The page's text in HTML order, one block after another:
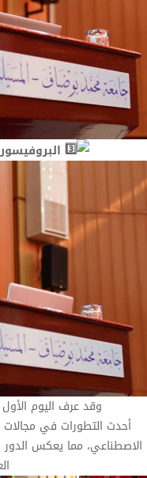
وقد عرف اليوم الأول
أحدث التطورات في مجالات
الاصطناعي، مما يعكس الدور